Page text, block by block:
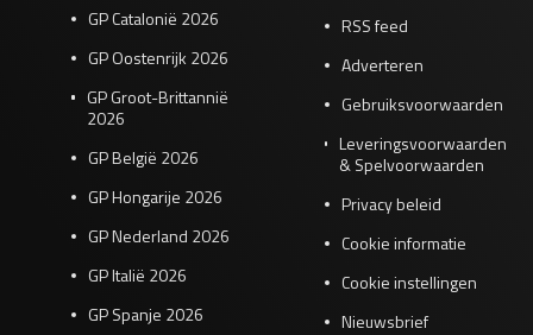
GP Catalonië 2026
GP Oostenrijk 2026
GP Groot-Brittannië
2026
GP België 2026
GP Hongarije 2026
GP Nederland 2026
GP Italië 2026
GP Spanje 2026
RSS feed
Adverteren
Gebruiksvoorwaarden
Leveringsvoorwaarden
& Spelvoorwaarden
Privacy beleid
Cookie informatie
Cookie instellingen
Nieuwsbrief